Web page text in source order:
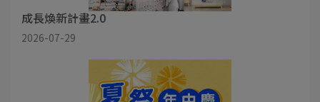
成長煥新計畫2.0
2026-07-29